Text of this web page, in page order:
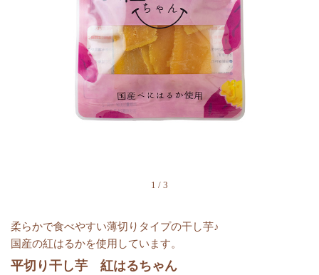
1 / 3
柔らかで食べやすい薄切りタイプの干し芋♪
国産の紅はるかを使用しています。
平切り干し芋 紅はるちゃん